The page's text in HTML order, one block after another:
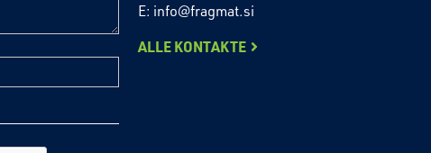
E: info@fragmat.si
ALLE KONTAKTE